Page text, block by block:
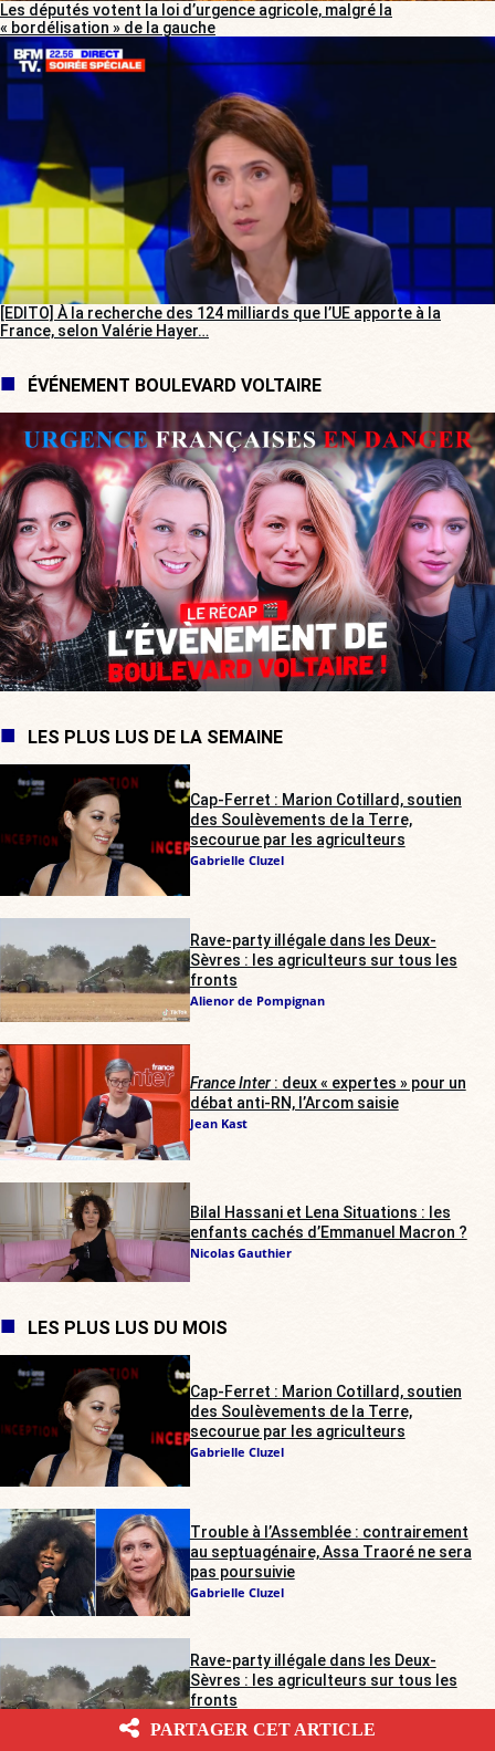
Les députés votent la loi d’urgence agricole, malgré la
« bordélisation » de la gauche
[EDITO] À la recherche des 124 milliards que l’UE apporte à la
France, selon Valérie Hayer…
ÉVÉNEMENT BOULEVARD VOLTAIRE
LES PLUS LUS DE LA SEMAINE
Cap-Ferret : Marion Cotillard, soutien
des Soulèvements de la Terre,
secourue par les agriculteurs
Gabrielle Cluzel
Rave-party illégale dans les Deux-
Sèvres : les agriculteurs sur tous les
fronts
Alienor de Pompignan
France Inter: deux « expertes » pour un
débat anti-RN, l’Arcom saisie
Jean Kast
Bilal Hassani et Lena Situations : les
enfants cachés d’Emmanuel Macron ?
Nicolas Gauthier
LES PLUS LUS DU MOIS
Cap-Ferret : Marion Cotillard, soutien
des Soulèvements de la Terre,
secourue par les agriculteurs
Gabrielle Cluzel
Trouble à l’Assemblée : contrairement
au septuagénaire, Assa Traoré ne sera
pas poursuivie
Gabrielle Cluzel
Rave-party illégale dans les Deux-
Sèvres : les agriculteurs sur tous les
fronts
Alienor de Pompignan
PARTAGER CET ARTICLE